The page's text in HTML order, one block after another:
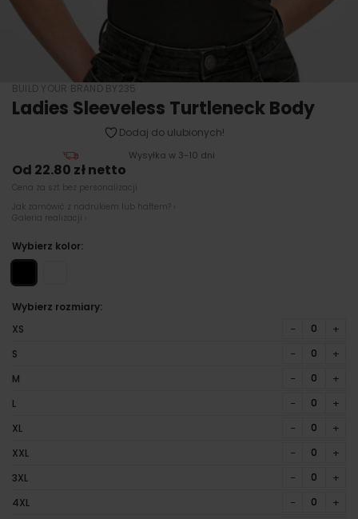
BUILD YOUR BRAND BY235
Ladies Sleeveless Turtleneck Body
Dodaj do ulubionych!
Wysyłka w 3-10 dni
Od 22.80 zł netto
Cena za szt bez personalizacji
Jak zamówić z nadrukiem lub haftem? ›
Galeria realizacji ›
Wybierz kolor:
Wybierz rozmiary:
XS
− +
S − +
M − +
L − +
XL − +
XXL − +
3XL − +
4XL − +